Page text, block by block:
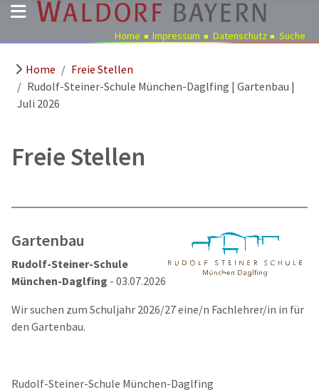
Pädagogik
Über
Schulen
Freie
Termine
Home Impressum Datenschutz Suche
Home
Freie Stellen
Rudolf-Steiner-Schule München-Daglfing | Gartenbau |
Juli 2026
Freie Stellen
Gartenbau
Rudolf-Steiner-Schule
München-Daglfing - 03.07.2026
Wir suchen zum Schuljahr 2026/27 eine/n Fachlehrer/in in für
den Gartenbau.
Rudolf-Steiner-Schule München-Daglfing